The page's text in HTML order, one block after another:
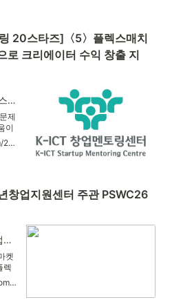
20스타즈]〈5〉플렉스매치
로 크리에이터 수익 창출 지
[2023 ICT창업멘토링 20스타즈]〈5〉플렉스매치 “큐레이션 오픈마켓으로 크리에이터 수익 창출 지원”
제
이
신
기
https://www.etnews.com/20231116000220
창업지원센터 주관 PSWC26
플렉스매치, ’구로청년창업지원센터 주관 PSWC26기’ 최종 선정
켓
렉
https://www.dailysecu.com/news/articleView.html?idxno=148791